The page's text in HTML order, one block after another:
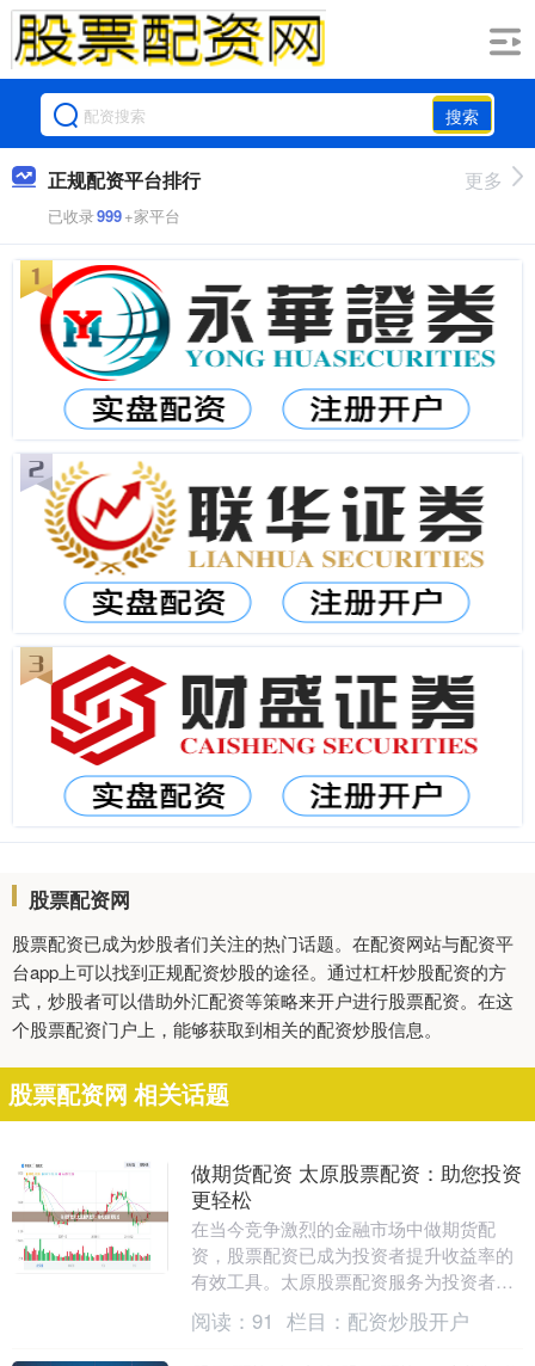
搜索
正规配资平台排行
已收录999+家平台
更多
股票配资网
股票配资已成为炒股者们关注的热门话题。在配资网站与配资平
台app上可以找到正规配资炒股的途径。通过杠杆炒股配资的方
式，炒股者可以借助外汇配资等策略来开户进行股票配资。在这
个股票配资门户上，能够获取到相关的配资炒股信息。
股票配资网 相关话题
做期货配资 太原股票配资：助您投资
更轻松
在当今竞争激烈的金融市场中做期货配
资，股票配资已成为投资者提升收益率的
有效工具。太原股票配资服务为投资者提
供了杠杆资金，让他们能够以更少的资金
撬动更大的投资机会....
阅读： 91 栏目： 配资炒股开户